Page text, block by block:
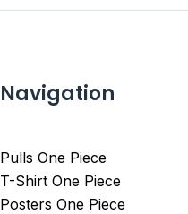
Navigation
Pulls One Piece
T-Shirt One Piece
Posters One Piece